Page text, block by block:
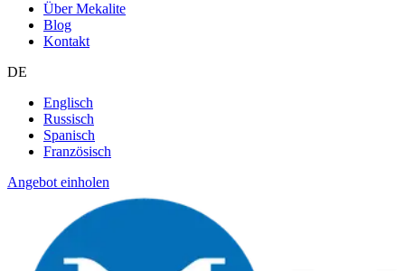
Über Mekalite
Blog
Kontakt
DE
Englisch
Russisch
Spanisch
Französisch
Angebot einholen